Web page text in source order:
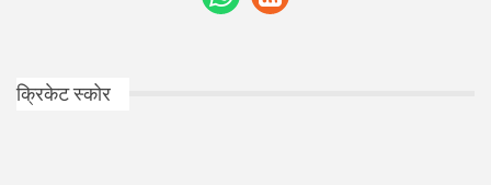
क्रिकेट स्कोर